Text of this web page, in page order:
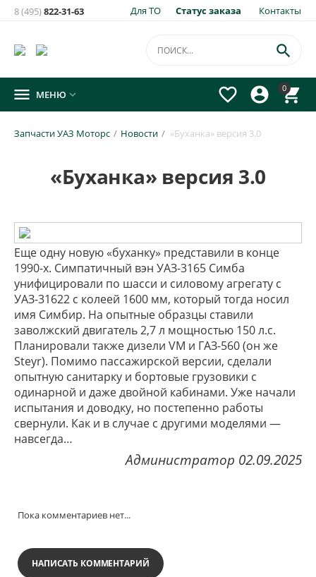
Для ТО Статус заказа Контакты
8 (495)822-31-63
0




 МЕНЮ 
Запчасти УАЗ Моторс / Новости / «Буханка» версия 3.0
«Буханка» версия 3.0
Еще одну новую «буханку» представили в конце
1990-х. Симпатичный вэн УАЗ-3165 Симба
унифицировали по шасси и силовому агрегату с
УАЗ-31622 с колеей 1600 мм, который тогда носил
имя Симбир. На опытные образцы ставили
заволжский двигатель 2,7 л мощностью 150 л.с.
Планировали также дизели VM и ГАЗ-560 (он же
Steyr). Помимо пассажирской версии, сделали
опытную санитарку и бортовые грузовики с
одинарной и даже двойной кабинами. Уже начали
испытания и доводку, но постепенно работы
свернули. Как и в случае с другими моделями —
навсегда…
Администратор 02.09.2025
Пока комментариев нет...
НАПИСАТЬ КОММЕНТАРИЙ